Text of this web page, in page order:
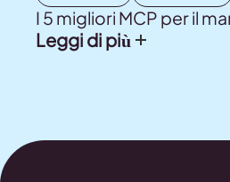
I 5 migliori MCP per il
Leggi di più